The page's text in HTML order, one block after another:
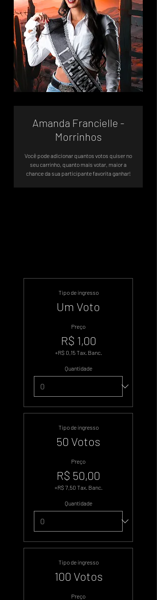
Amanda Francielle -
Morrinhos
Você pode adicionar quantos votos quiser no
seu carrinho, quanto mais votar, maior a
chance da sua participante favorita ganhar!
Tipo de ingresso
Um Voto
Preço
R$ 1,00
+R$ 0,15 Tax. Banc.
Quantidade
Tipo de ingresso
50 Votos
Preço
R$ 50,00
+R$ 7,50 Tax. Banc.
Quantidade
Tipo de ingresso
100 Votos
Preço